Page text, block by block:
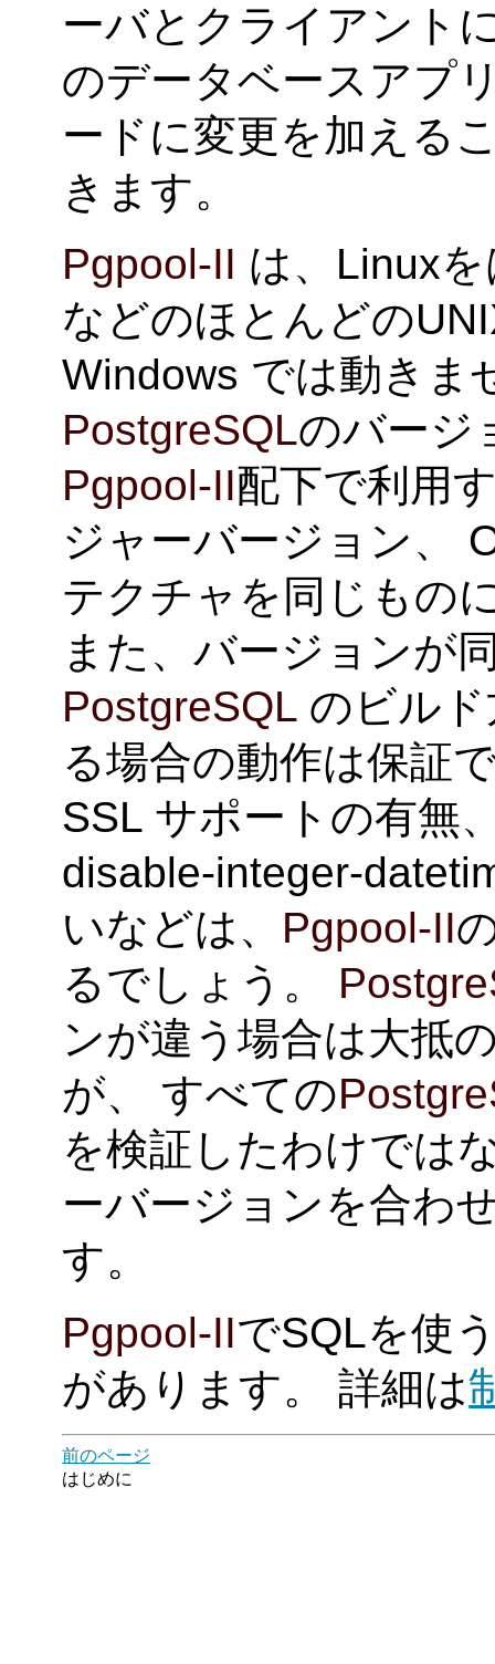
ーバとクライアント
のデータベースアプ
ードに変更を加える
きます。
Pgpool-II は、Linux
などのほとんどの
Windows では動きま
PostgreSQLのバージ
Pgpool-II配下で利用
ジャーバージョン、
テクチャを同じもの
また、バージョンが
PostgreSQL のビル
る場合の動作は保証
SSL サポートの有無
disable-integer-
いなどは、 Pgpool-II
るでしょう。
ンが違う場合は大抵
が、 すべての
を検証したわけでは
ーバージョンを合わ
す。
Pgpool-IIでSQLを使
があります。 詳細は
前のページ
はじめに